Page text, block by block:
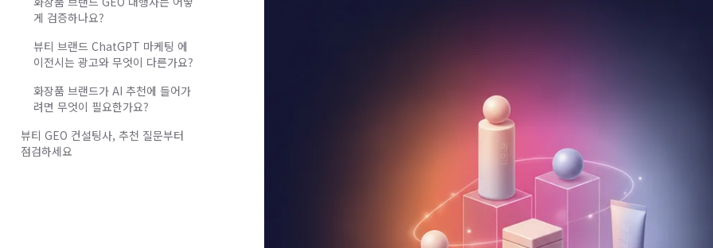
게 검증하나요?
뷰티 브랜드 ChatGPT 마케팅 에
이전시는 광고와 무엇이 다른가요?
화장품 브랜드가 AI 추천에 들어가
려면 무엇이 필요한가요?
뷰티 GEO 컨설팅사, 추천 질문부터
점검하세요